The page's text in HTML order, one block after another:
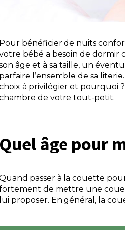
Pour bénéficier de nuits
votre bébé a besoin de dormir
son âge et à sa taille, un
parfaire l’ensemble de sa
choix à privilégier et pourquoi
chambre de votre tout-petit.
Quel âge pour
Quand passer à la couette
fortement de mettre une
lui proposer. En général, la